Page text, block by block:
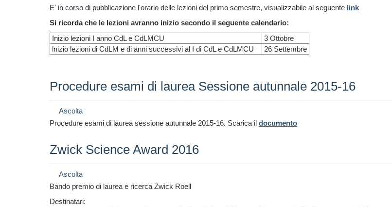
E' in corso di pubblicazione l'orario delle lezioni del primo semestre, visualizzabile al seguente link
Si ricorda che le lezioni avranno inizio secondo il seguente calendario:
Inizio lezioni I anno CdL e CdLMCU
3 Ottobre
lnizio lezioni di CdLM e di anni successivi al I di CdL e CdLMCU
26 Settembre
Procedure esami di laurea Sessione autunnale 2015-16
Ascolta
Procedure esami di laurea sessione autunnale 2015-16. Scarica il documento
Zwick Science Award 2016
Ascolta
Bando premio di laurea e ricerca Zwick Roell
Destinatari: